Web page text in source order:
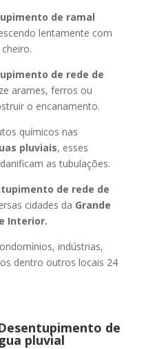
de ramal
lentamente com
de rede de
arames, ferros ou
o encanamento.
químicos nas
pluviais, esses
as tubulações.
de rede de
cidades da Grande
Interior.
indústrias,
dentro outros locais 24
de
pluvial